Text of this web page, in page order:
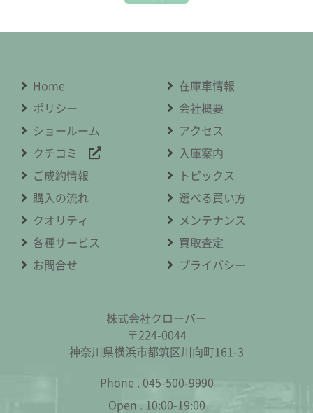
Home
在庫車情報
ポリシー
会社概要
ショールーム
アクセス
クチコミ
入庫案内
ご成約情報
トピックス
購入の流れ
選べる買い方
クオリティ
メンテナンス
各種サービス
買取査定
お問合せ
プライバシー
株式会社クローバー
〒224-0044
神奈川県横浜市都筑区川向町161-3
Phone . 045-500-9990
Open .10:00-19:00